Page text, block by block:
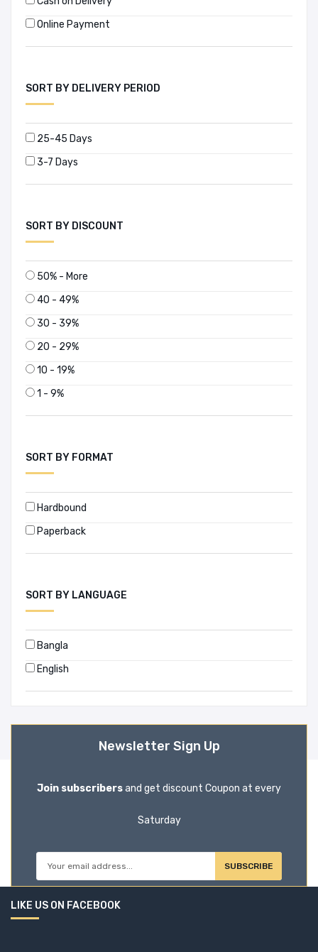
Online Payment
SORT BY DELIVERY PERIOD
25-45 Days
3-7 Days
SORT BY DISCOUNT
50% - More
40 - 49%
30 - 39%
20 - 29%
10 - 19%
1 - 9%
SORT BY FORMAT
Hardbound
Paperback
SORT BY LANGUAGE
Bangla
English
Newsletter Sign Up
Join subscribersand get discount Coupon at every
Saturday
SUBSCRIBE
LIKE US ON FACEBOOK